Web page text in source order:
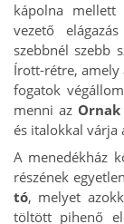
kápolna mellett
vezető
szebbnél szebb
Írott-rétre, amely
fogatok
menni az
és italokkal várja
A menedékház
részének
tó, melyet
töltött pihenő